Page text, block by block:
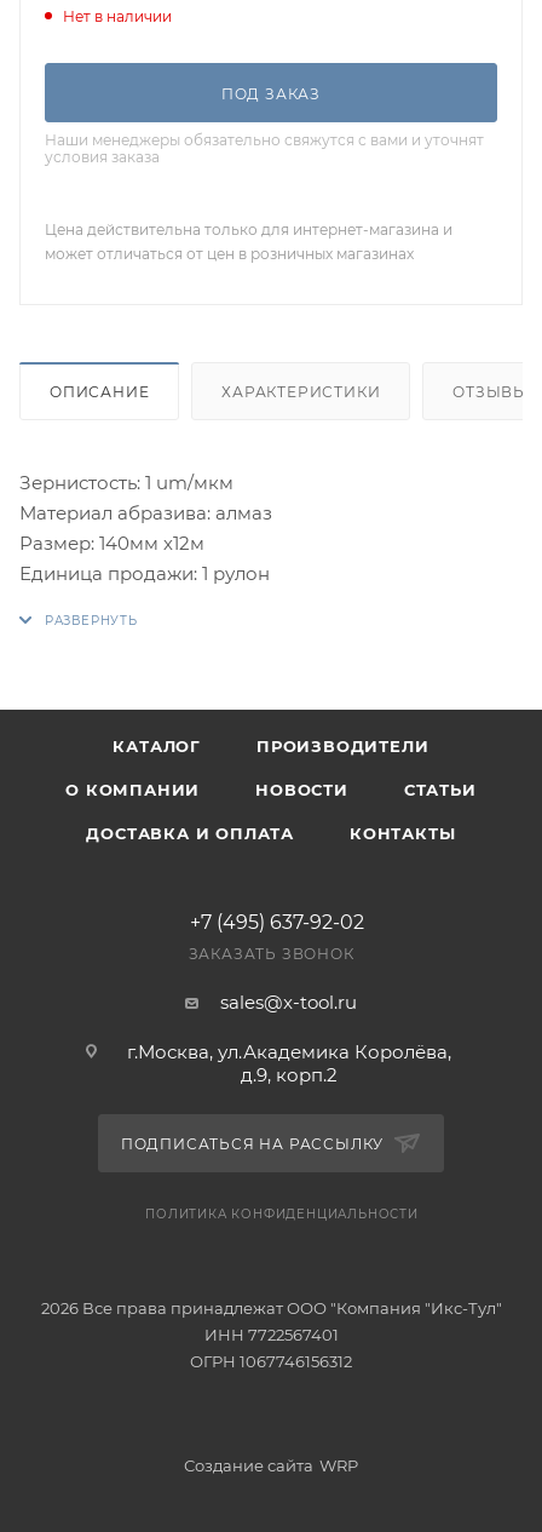
Нет в наличии
ПОД ЗАКАЗ
Наши менеджеры обязательно свяжутся с вами и уточнят
условия заказа
Цена действительна только для интернет-магазина и
может отличаться от цен в розничных магазинах
ОПИСАНИЕ ХАРАКТЕРИСТИКИ ОТЗЫВЫ
Зернистость: 1 um/мкм
Материал абразива: алмаз
Размер: 140мм х12м
Единица продажи: 1 рулон
КАТАЛОГ ПРОИЗВОДИТЕЛИ
О КОМПАНИИ НОВОСТИ СТАТЬИ
ДОСТАВКА И ОПЛАТА КОНТАКТЫ
+7 (495) 637-92-02
ЗАКАЗАТЬ ЗВОНОК
sales@x-tool.ru
г.Москва, ул.Академика Королёва,
д.9, корп.2
ПОДПИСАТЬСЯ НА РАССЫЛКУ
ПОЛИТИКА КОНФИДЕНЦИАЛЬНОСТИ
2026 Все права принадлежат ООО "Компания "Икс-Тул"
ИНН 7722567401
ОГРН 1067746156312
Создание сайта WRP